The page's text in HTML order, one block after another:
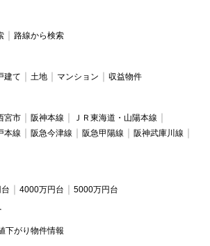
路線から検索
建て 土地 マンション 収益物件
宮市 阪神本線
ＪＲ東海道・山陽本線
本線 阪急今津線 阪急甲陽線
阪神武庫川線
4000万円台 5000万円台
下がり物件情報